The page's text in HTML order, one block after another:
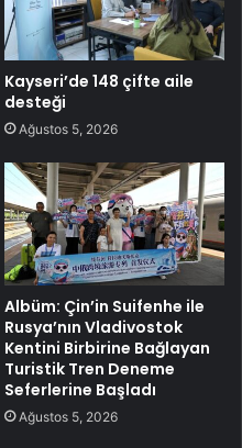
Kayseri’de 148 çifte aile
desteği
Ağustos 5, 2026
Albüm: Çin’in Suifenhe ile
Rusya’nın Vladivostok
Kentini Birbirine Bağlayan
Turistik Tren Deneme
Seferlerine Başladı
Ağustos 5, 2026